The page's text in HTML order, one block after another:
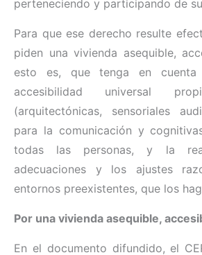
perteneciendo y participando de
Para que ese derecho resulte
piden una vivienda asequible,
esto es, que tenga en
accesibilidad universal
(arquitectónicas, sensoriales
para la comunicación y
todas las personas, y la
adecuaciones y los ajustes
entornos preexistentes, que los
Por una vivienda asequible,
En el documento difundido, el